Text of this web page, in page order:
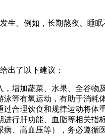
生。例如，长期熬夜、睡
出了以下建议：
增加蔬菜、水果、全谷物
等有氧运动，有助于消耗
合理饮食和规律运动将体
行肝功能、血脂等相关指
、高血压等），务必遵循